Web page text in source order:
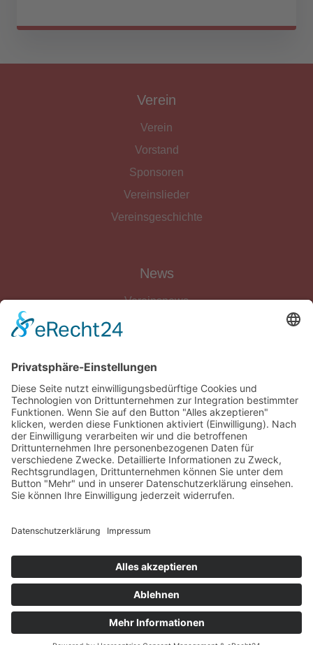
Verein
Verein
Vorstand
Sponsoren
Vereinslieder
Vereinsgeschichte
News
Vereinsnews
Gymnastik & Aerobic
Tischtennis
Footvolley
Sonstiges
Download-Bereich
Datenschutz
Copyright © 2026 by
Designed with byrevilodesign.de